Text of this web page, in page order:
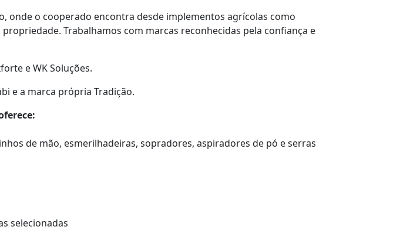
onde o cooperado encontra desde implementos agrícolas como
Trabalhamos com marcas reconhecidas pela confiança e
e WK Soluções.
e a marca própria Tradição.
de mão, esmerilhadeiras, sopradores, aspiradores de pó e serras
selecionadas